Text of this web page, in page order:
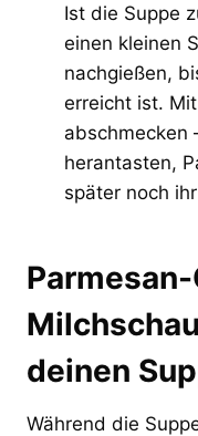
Ist die Suppe
einen kleinen
nachgießen,
erreicht ist.
abschmecken
herantasten,
später noch
deinen
Während die